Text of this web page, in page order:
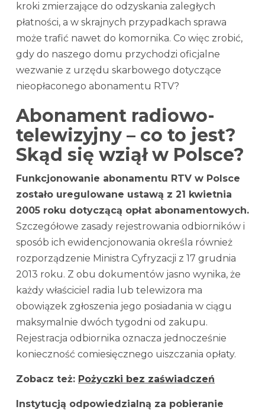
kroki zmierzające do odzyskania zaległych
płatności, a w skrajnych przypadkach sprawa
może trafić nawet do komornika. Co więc zrobić,
gdy do naszego domu przychodzi oficjalne
wezwanie z urzędu skarbowego dotyczące
nieopłaconego abonamentu RTV?
Abonament radiowo-
telewizyjny – co to jest?
Skąd się wziął w Polsce?
Funkcjonowanie abonamentu RTV w Polsce
zostało uregulowane ustawą z 21 kwietnia
2005 roku dotyczącą opłat abonamentowych.
Szczegółowe zasady rejestrowania odbiorników i
sposób ich ewidencjonowania określa również
rozporządzenie Ministra Cyfryzacji z 17 grudnia
2013 roku. Z obu dokumentów jasno wynika, że
każdy właściciel radia lub telewizora ma
obowiązek zgłoszenia jego posiadania w ciągu
maksymalnie dwóch tygodni od zakupu.
Rejestracja odbiornika oznacza jednocześnie
konieczność comiesięcznego uiszczania opłaty.
Zobacz też: Pożyczki bez zaświadczeń
Instytucją odpowiedzialną za pobieranie